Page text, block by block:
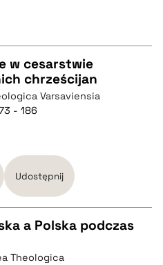
w cesarstwie
chrześcijan
Varsaviensia
- 186
Udostępnij
a Polska podczas
Theologica